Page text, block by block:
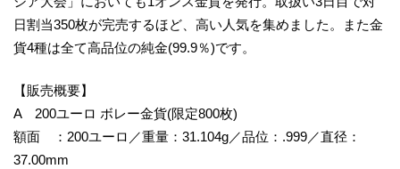
日割当350枚が完売するほど、高い人気を集めました。また金
貨4種は全て高品位の純金(99.9％)です。
【販売概要】
A 200ユーロ ボレー金貨(限定800枚)
額面 ：200ユーロ／重量：31.104g／品位：.999／直径：
37.00mm